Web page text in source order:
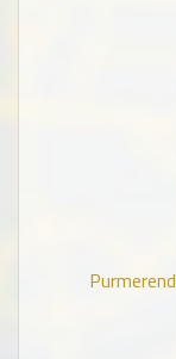
Purmerend